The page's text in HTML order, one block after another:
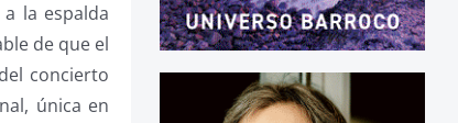
la espalda
de que el
concierto
única en